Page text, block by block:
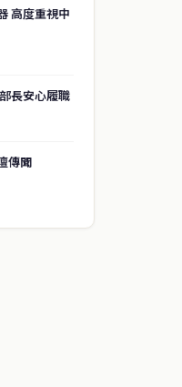
高度重視中
長安心履職
傳聞